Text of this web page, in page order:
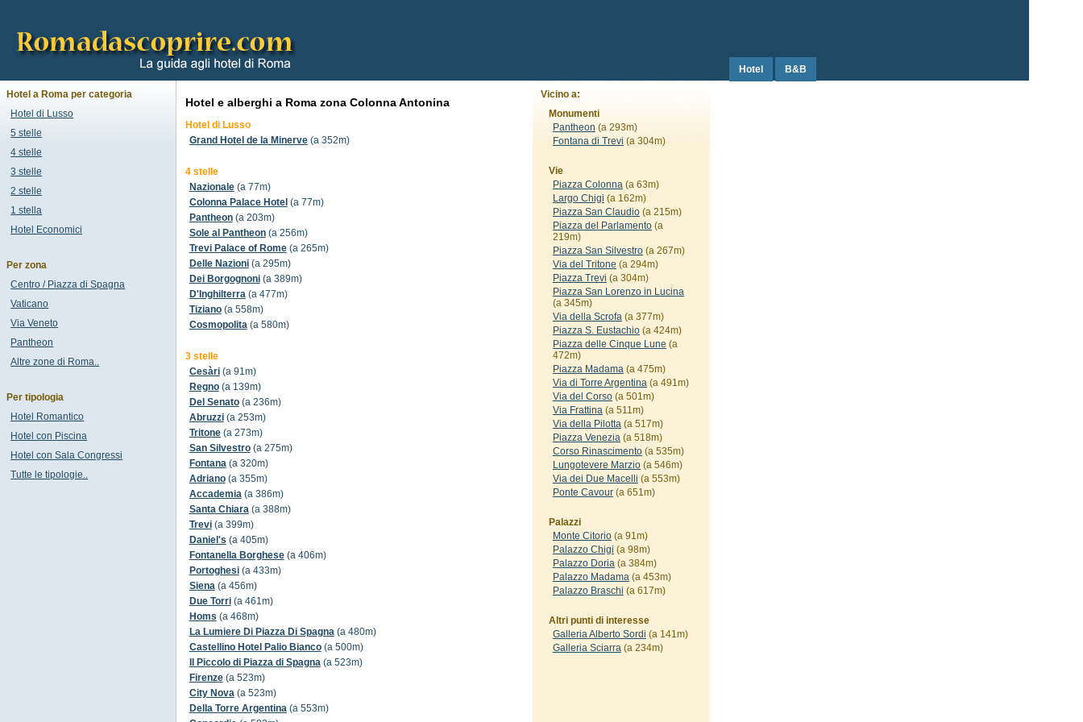
Hotel B&B
Hotel e alberghi a Roma zona Colonna Antonina
Hotel di Lusso
Grand Hotel de la Minerve(a 352m)
4 stelle
Nazionale(a 77m)
Colonna Palace Hotel (a 77m)
Pantheon(a 203m)
Sole al Pantheon(a 256m)
Trevi Palace of Rome(a 265m)
Delle Nazioni(a 295m)
Dei Borgognoni(a 389m)
D'Inghilterra(a 477m)
Tiziano(a 558m)
Cosmopolita(a 580m)
3 stelle
Cesàri(a 91m)
Regno(a 139m)
Del Senato(a 236m)
Abruzzi(a 253m)
Tritone(a 273m)
San Silvestro(a 275m)
Fontana(a 320m)
Adriano(a 355m)
Accademia(a 386m)
Santa Chiara(a 388m)
Trevi(a 399m)
Daniel's (a 405m)
Fontanella Borghese(a 406m)
Portoghesi(a 433m)
Siena(a 456m)
Due Torri(a 461m)
Homs (a 468m)
La Lumiere Di Piazza Di Spagna(a 480m)
Castellino Hotel Palio Bianco(a 500m)
Il Piccolo di Piazza di Spagna(a 523m)
Firenze(a 523m)
City Nova(a 523m)
Della Torre Argentina(a 553m)
Vicino a:
Monumenti
Pantheon (a 293m)
Fontana di Trevi (a 304m)
Vie
Piazza Colonna(a 63m)
Largo Chigi (a 162m)
Piazza San Claudio(a 215m)
Piazza del Parlamento(a
219m)
Piazza San Silvestro(a 267m)
Via del Tritone (a 294m)
Piazza Trevi (a 304m)
Piazza San Lorenzo in Lucina
(a 345m)
Via della Scrofa(a 377m)
Piazza S. Eustachio(a 424m)
Piazza delle Cinque Lune (a
472m)
Piazza Madama(a 475m)
Via di Torre Argentina(a 491m)
Via del Corso(a 501m)
Via Frattina(a 511m)
Via della Pilotta(a 517m)
Piazza Venezia(a 518m)
Corso Rinascimento(a 535m)
Lungotevere Marzio(a 546m)
Via dei Due Macelli (a 553m)
Ponte Cavour(a 651m)
Palazzi
Monte Citorio(a 91m)
Palazzo Chigi (a 98m)
Palazzo Doria(a 384m)
Palazzo Madama(a 453m)
Palazzo Braschi (a 617m)
Altri punti di interesse
Galleria Alberto Sordi (a 141m)
Galleria Sciarra(a 234m)
Hotel a Roma per categoria
Hotel di Lusso
5 stelle
4 stelle
3 stelle
2 stelle
1 stella
Hotel Economici
Per zona
Centro / Piazza di Spagna
Vaticano
Via Veneto
Pantheon
Altre zone di Roma..
Per tipologia
Hotel Romantico
Hotel con Piscina
Hotel con Sala Congressi
Tutte le tipologie..